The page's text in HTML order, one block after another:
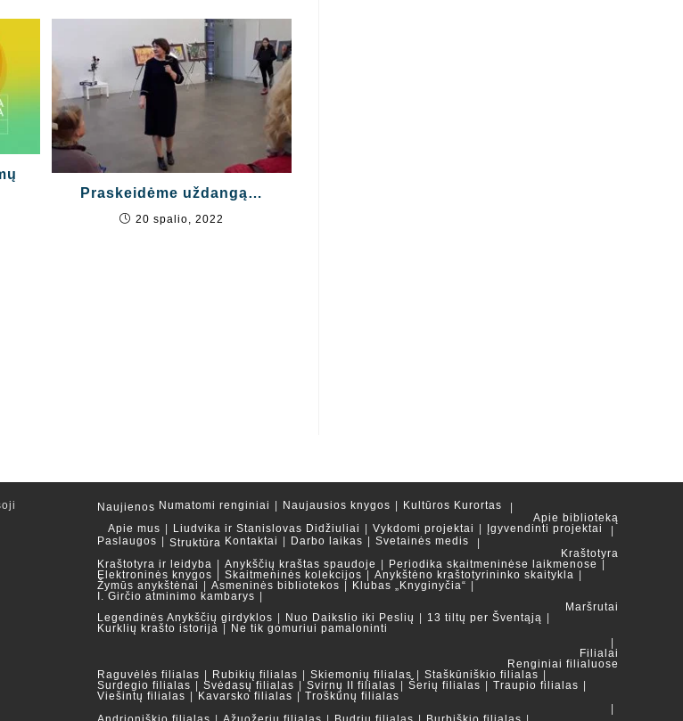
Praskeidėme uždangą…
20 spalio, 2022
Naujienos Numatomi renginiai Naujausios knygos
Kultūros Kurortas
Apie biblioteką
Apie mus
Liudvika ir Stanislovas Didžiuliai Vykdomi projektai
Įgyvendinti projektai
Paslaugos
Struktūra Kontaktai Darbo laikas
Svetainės medis
Kraštotyra
Kraštotyra ir leidyba
Anykščių kraštas spaudoje
Periodika skaitmeninėse laikmenose
Elektroninės knygos
Skaitmeninės kolekcijos
Anykštėno kraštotyrininko skaitykla
Žymūs anykštėnai
Asmeninės bibliotekos
Klubas „Knyginyčia“
I. Girčio atminimo kambarys
Maršrutai
Legendinės Anykščių girdyklos
Nuo Daikslio iki Peslių
13 tiltų per Šventąją
Kurklių krašto istorija
Ne tik gomuriui pamaloninti
Filialai
Renginiai filialuose
Raguvėlės filialas
Rubikių filialas Skiemonių filialas
Staškūniškio filialas
Surdegio filialas
Svėdasų filialas Svirnų II filialas Šerių filialas
Traupio filialas
Viešintų filialas
Kavarsko filialas
Troškūnų filialas